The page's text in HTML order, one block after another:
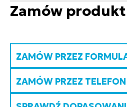
Zamów produkt
ZAMÓW PRZEZ
ZAMÓW PRZEZ TELEFON